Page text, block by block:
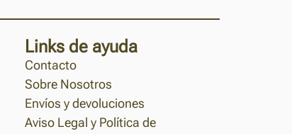
Links de ayuda
Contacto
Sobre Nosotros
Envíos y devoluciones
Aviso Legal y Política de